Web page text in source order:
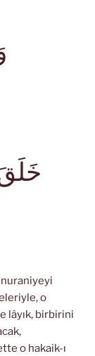
o
lâyık, birbirini
o hakaik-ı